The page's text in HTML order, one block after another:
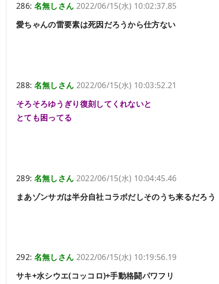
286: 名無しさん 2022/06/15(水) 10:02:37.85
愛ちゃんの雷要素は死因だろうから仕方ない
288: 名無しさん 2022/06/15(水) 10:03:52.21
そろそろゆうぎり復刻してくれないと
とても困ってる
289: 名無しさん 2022/06/15(水) 10:04:45.46
まあゾンサガは半分自社コラボだしそのうち来るだろう
292: 名無しさん 2022/06/15(水) 10:19:56.19
サキ+水シウエ(コッコロ)+手動格闘パワフリ